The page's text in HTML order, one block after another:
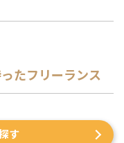
たフリーランス
す